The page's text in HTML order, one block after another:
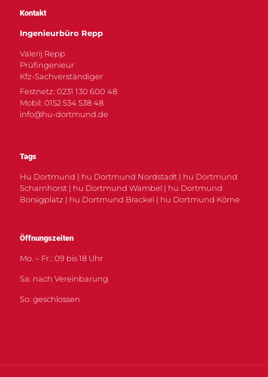
Kontakt
Ingenieurbüro Repp
Valerij Repp
Prüfingenieur
Kfz-Sachverständiger
Festnetz: 0231 130 600 48
Mobil: 0152 534 538 48
info@hu-dortmund.de
Tags
Hu Dortmund | hu Dortmund Nordstadt | hu Dortmund
Scharnhorst | hu Dortmund Wambel | hu Dortmund
Borsigplatz | hu Dortmund Brackel | hu Dortmund Körne
Öffnungszeiten
Mo. – Fr.: 09 bis 18 Uhr
Sa: nach Vereinbarung
So: geschlossen